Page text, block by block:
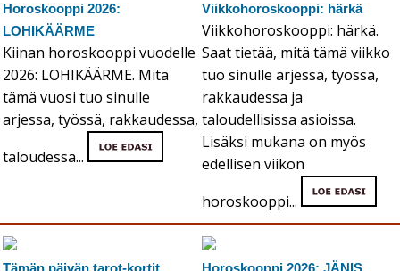
Horoskooppi 2026:
LOHIKÄÄRME
Kiinan horoskooppi vuodelle
2026: LOHIKÄÄRME. Mitä
tämä vuosi tuo sinulle
arjessa, työssä, rakkaudessa,
taloudessa...
Viikkohoroskooppi: härkä
Viikkohoroskooppi: härkä.
Saat tietää, mitä tämä viikko
tuo sinulle arjessa, työssä,
rakkaudessa ja
taloudellisissa asioissa.
Lisäksi mukana on myös
edellisen viikon
horoskooppi...